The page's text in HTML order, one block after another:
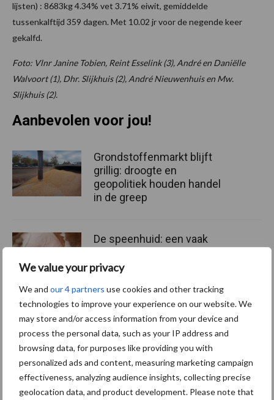
We value your privacy
We and our 4 partners use cookies and other tracking
technologies to improve your experience on our website. We
may store and/or access information from your device and
process the personal data, such as your IP address and
browsing data, for purposes like providing you with
personalized ads and content, measuring marketing campaign
effectiveness, analyzing audience insights, collecting precise
geolocation data, and product development. Please note that
lijsten) : 8683kg 4.34% vet 3.71% eiwit, gemiddelde
tussenkalftijd 359 dagen. Met 10.02 jr voor de negende keer
gekalfd.
Foto: Vlnr Janine Tobien, Reint Esselink (3), André en Daniëlle
Walvoort (1), Dhr. Slijkhuis (2), André Nieuwenhuis en Mw.
Slijkhuis (2).
Aanbevolen voor jou!
Grondstoffenmarkt blijft
grillig: droogte en
geopolitiek houden handel
in de greep
De speenhuid: een vaak
voor mastitis
ForFarmers ziet volume en
marktaandeel groeien in
krimpende Nederlandse
markt